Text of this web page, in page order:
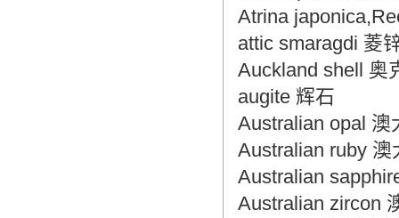
Atrina
attic smaragdi 菱
Auckland shell 奥
augite 辉石
Australian opal 澳
Australian ruby
Australian
Australian zircon